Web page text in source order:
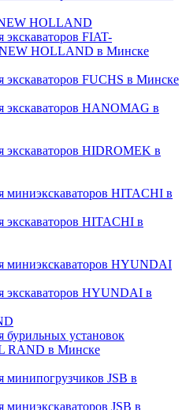
HOLLAND
экскаваторов FIAT-
HOLLAND в Минске
экскаваторов FUCHS в Минске
экскаваторов HANOMAG в
экскаваторов HIDROMEK в
миниэкскаваторов HITACHI в
экскаваторов HITACHI в
миниэкскаваторов HYUNDAI
экскаваторов HYUNDAI в
бурильных установок
RAND в Минске
минипогрузчиков JSB в
миниэкскаваторов JSB в